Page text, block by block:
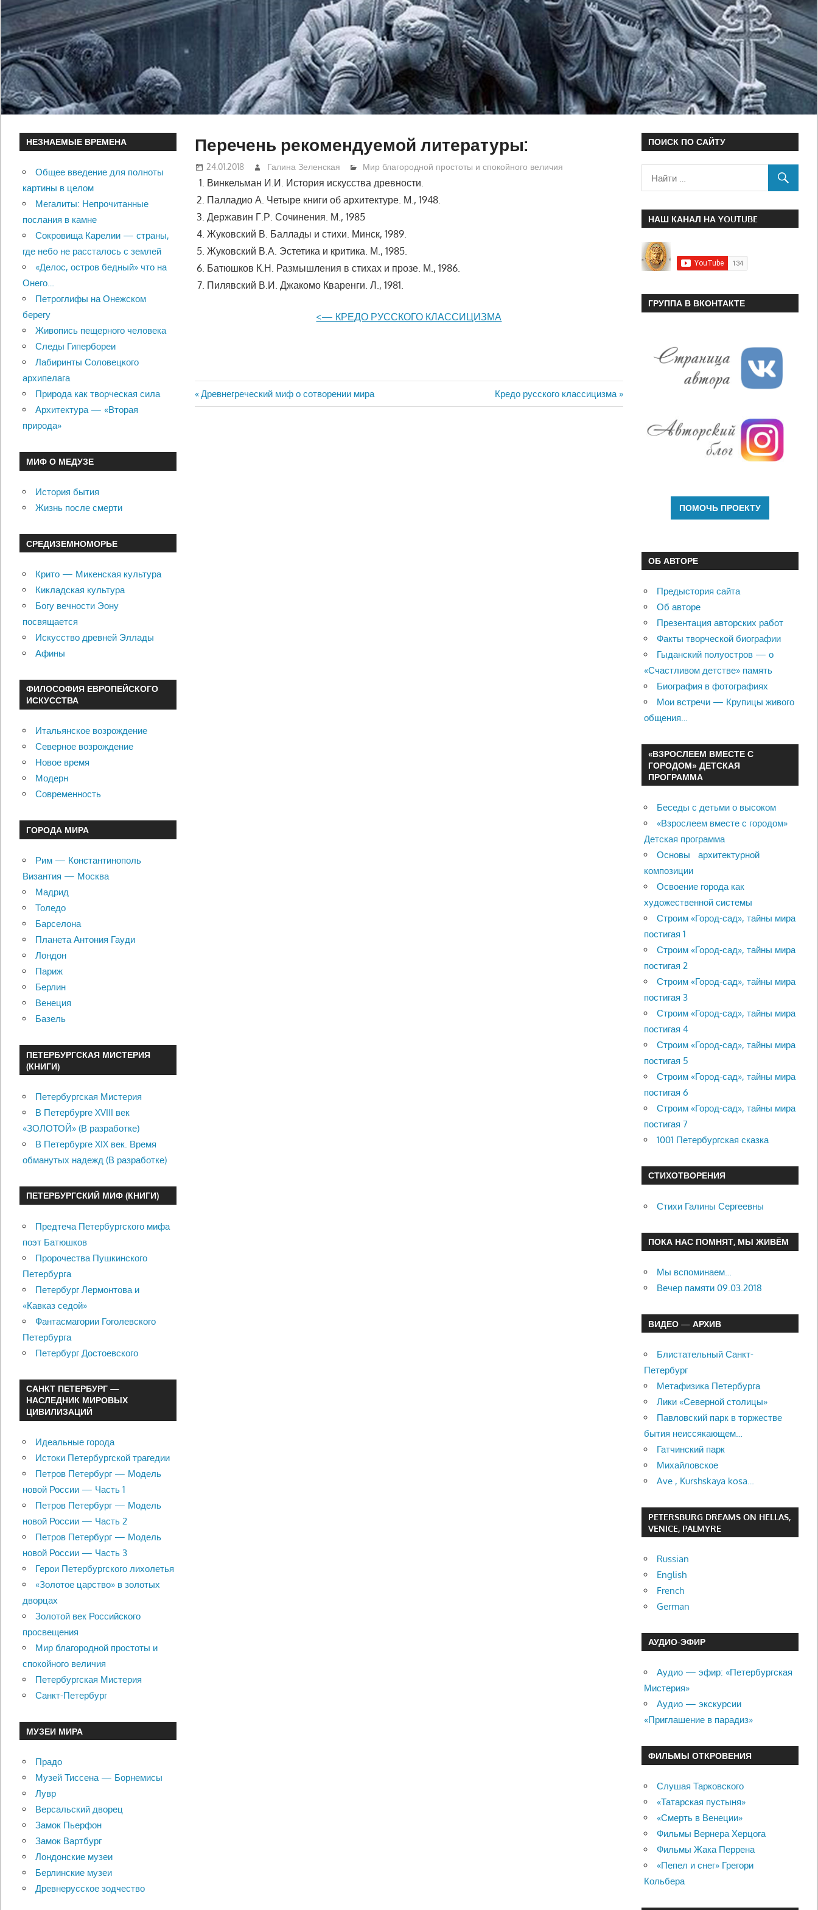
Перечень рекомендуемой литературы:
24.01.2018 Галина Зеленская Мир благородной простоты и спокойного величия
Винкельман И.И. История искусства древности.
Палладио А. Четыре книги об архитектуре. М., 1948.
Державин Г.Р. Сочинения. М., 1985
Жуковский В. Баллады и стихи. Минск, 1989.
Жуковский В.А. Эстетика и критика. М., 1985.
Батюшков К.Н. Размышления в стихах и прозе. М., 1986.
Пилявский В.И. Джакомо Кваренги. Л., 1981.
<— КРЕДО РУССКОГО КЛАССИЦИЗМА
Навигация
Previous
Post:
Древнегреческий миф о сотворении мира
Next
Post:
Кредо русского классицизма
НЕЗНАЕМЫЕ ВРЕМЕНА
Общее введение для полноты
картины в целом
Мегалиты: Непрочитанные
послания в камне
Сокровища Карелии — страны,
где небо не рассталось с землей
«Делос, остров бедный» что на
Онего…
Петроглифы на Онежском
берегу
Живопись пещерного человека
Следы Гипербореи
Лабиринты Соловецкого
архипелага
Природа как творческая сила
Архитектура — «Вторая
природа»
МИФ О МЕДУЗЕ
История бытия
Жизнь после смерти
СРЕДИЗЕМНОМОРЬЕ
Крито — Микенская культура
Кикладская культура
Богу вечности Эону
посвящается
Искусство древней Эллады
Афины
ФИЛОСОФИЯ ЕВРОПЕЙСКОГО
ИСКУССТВА
Итальянское возрождение
Северное возрождение
Новое время
Модерн
Современность
ГОРОДА МИРА
Рим — Константинополь
Византия — Москва
Мадрид
Толедо
Барселона
Планета Антония Гауди
Лондон
Париж
Берлин
Венеция
Базель
ПЕТЕРБУРГСКАЯ МИСТЕРИЯ
(КНИГИ)
Петербургская Мистерия
В Петербурге XVIII век
«ЗОЛОТОЙ» (В разработке)
В Петербурге XIX век. Время
обманутых надежд (В разработке)
ПЕТЕРБУРГСКИЙ МИФ (КНИГИ)
Предтеча Петербургского мифа
поэт Батюшков
Пророчества Пушкинского
Петербурга
Петербург Лермонтова и
«Кавказ седой»
Фантасмагории Гоголевского
Петербурга
Петербург Достоевского
САНКТ ПЕТЕРБУРГ —
НАСЛЕДНИК МИРОВЫХ
ЦИВИЛИЗАЦИЙ
Идеальные города
Истоки Петербургской трагедии
Петров Петербург — Модель
новой России — Часть 1
Петров Петербург — Модель
новой России — Часть 2
Петров Петербург — Модель
новой России — Часть 3
Герои Петербургского лихолетья
«Золотое царство» в золотых
дворцах
Золотой век Российского
просвещения
Мир благородной простоты и
спокойного величия
Петербургская Мистерия
Санкт-Петербург
МУЗЕИ МИРА
Прадо
Музей Тиссена — Борнемисы
Лувр
Версальский дворец
Замок Пьерфон
Замок Вартбург
Лондонские музеи
Берлинские музеи
Древнерусское зодчество
ПОИСК ПО САЙТУ
НАШ КАНАЛ НА YOUTUBE
ГРУППА В ВКОНТАКТЕ
ОБ АВТОРЕ
Предыстория сайта
Об авторе
Презентация авторских работ
Факты творческой биографии
Гыданский полуостров — о
«Счастливом детстве» память
Биография в фотографиях
Мои встречи — Крупицы живого
общения…
«ВЗРОСЛЕЕМ ВМЕСТЕ С
ГОРОДОМ» ДЕТСКАЯ
ПРОГРАММА
Беседы с детьми о высоком
«Взрослеем вместе с городом»
Детская программа
Основы архитектурной
композиции
Освоение города как
художественной системы
Строим «Город-сад», тайны мира
постигая 1
Строим «Город-сад», тайны мира
постигая 2
Строим «Город-сад», тайны мира
постигая 3
Строим «Город-сад», тайны мира
постигая 4
Строим «Город-сад», тайны мира
постигая 5
Строим «Город-сад», тайны мира
постигая 6
Строим «Город-сад», тайны мира
постигая 7
1001 Петербургская сказка
СТИХОТВОРЕНИЯ
Стихи Галины Сергеевны
ПОКА НАС ПОМНЯТ, МЫ ЖИВЁМ
Мы вспоминаем…
Вечер памяти 09.03.2018
ВИДЕО — АРХИВ
Блистательный Санкт-
Петербург
Метафизика Петербурга
Лики «Северной столицы»
Павловский парк в торжестве
бытия неиссякающем…
Гатчинский парк
Михайловское
Ave , Kurshskaya kosa…
PETERSBURG DREAMS ON HELLAS,
VENICE, PALMYRE
Russian
English
French
German
АУДИО-ЭФИР
Аудио — эфир: «Петербургская
Мистерия»
Аудио — экскурсии
«Приглашение в парадиз»
ФИЛЬМЫ ОТКРОВЕНИЯ
Слушая Тарковского
«Татарская пустыня»
«Смерть в Венеции»
Фильмы Вернера Херцога
Фильмы Жака Перрена
«Пепел и снег» Грегори
Кольбера